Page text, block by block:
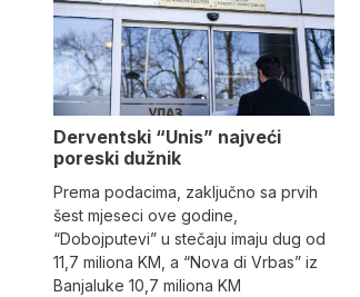
Derventski “Unis” najveći
poreski dužnik
Prema podacima, zaključno sa prvih
šest mjeseci ove godine,
“Dobojputevi” u stečaju imaju dug od
11,7 miliona KM, a “Nova di Vrbas” iz
Banjaluke 10,7 miliona KM